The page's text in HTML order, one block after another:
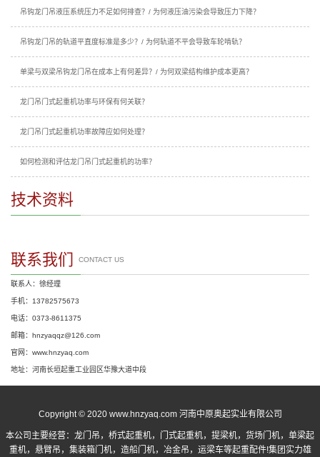
吊钩龙门吊液压系统压力不足如何排查？/ 为何液压油污染会导致压力下降？
吊钩龙门吊的轨道平直度标准是多少？/ 为何轨道不平会导致车轮啃轨？
单梁与双梁吊钩龙门吊在成本上有何差异？/ 为何双梁结构维护成本更高？
龙门吊门式起重机功率与环保有何关联？
龙门吊门式起重机功率故障应如何处理？
如何检测和评估龙门吊门式起重机的功率？
技术资料
联系我们 CONTACT US
联系人：徐经理
手机：13782575673
电话：0373-8611375
邮箱：hnzyaqqz@126.com
官网：www.hnzyaq.com
地址：河南长垣起重工业园区华豫大道中段
Copyright © 2020 www.hnzyaq.com 河南中原奥起实业有限公司
本公司主要经营： 龙门吊 ， 桥式起重机， 门式起重机，提梁机，货场门机，单梁起
重机，悬臂吊，集装箱门机，造船门机，冶金吊，运梁车等起重配件!集团实力雄